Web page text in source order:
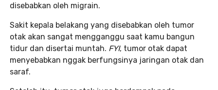
disebabkan oleh migrain.
Sakit kepala belakang yang disebabkan oleh tumor
otak akan sangat mengganggu saat kamu bangun
tidur dan disertai muntah. FYI, tumor otak dapat
menyebabkan nggak berfungsinya jaringan otak dan
saraf.